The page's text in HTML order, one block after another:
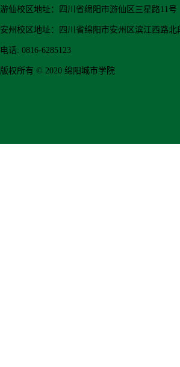
游仙校区地址：四川省绵阳市游仙区三星路11号
安州校区地址：四川省绵阳市安州区滨江西路北
电话: 0816-6285123
版权所有 © 2020 绵阳城市学院